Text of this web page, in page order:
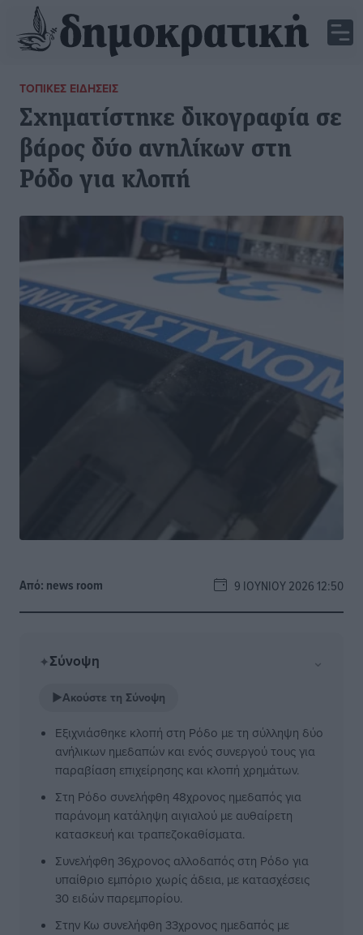
ΤΟΠΙΚΈΣ ΕΙΔΉΣΕΙΣ
Σχηματίστηκε δικογραφία σε
βάρος δύο ανηλίκων στη
Ρόδο για κλοπή
Από: news room 9 ΙΟΥΝΊΟΥ 2026 12:50
✦Σύνοψη ⌄
▶Ακούστε τη Σύνοψη
Εξιχνιάσθηκε κλοπή στη Ρόδο με τη σύλληψη δύο
ανήλικων ημεδαπών και ενός συνεργού τους για
παραβίαση επιχείρησης και κλοπή χρημάτων.
Στη Ρόδο συνελήφθη 48χρονος ημεδαπός για
παράνομη κατάληψη αιγιαλού με αυθαίρετη
κατασκευή και τραπεζοκαθίσματα.
Συνελήφθη 36χρονος αλλοδαπός στη Ρόδο για
υπαίθριο εμπόριο χωρίς άδεια, με κατασχέσεις
30 ειδών παρεμπορίου.
Στην Κω συνελήφθη 33χρονος ημεδαπός με